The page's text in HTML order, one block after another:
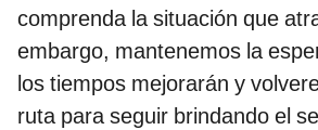
comprenda la situación que
embargo, mantenemos la
los tiempos mejorarán y
ruta para seguir brindando el